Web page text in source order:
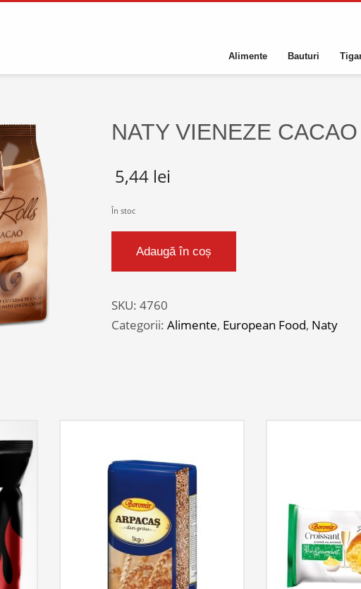
Alimente Bauturi
NATY VIENEZE
5,44 lei
În stoc
NATY
CACAO
200GR
Adaugă în coș
SKU: 4760
Categorii: Alimente, European Food, Naty